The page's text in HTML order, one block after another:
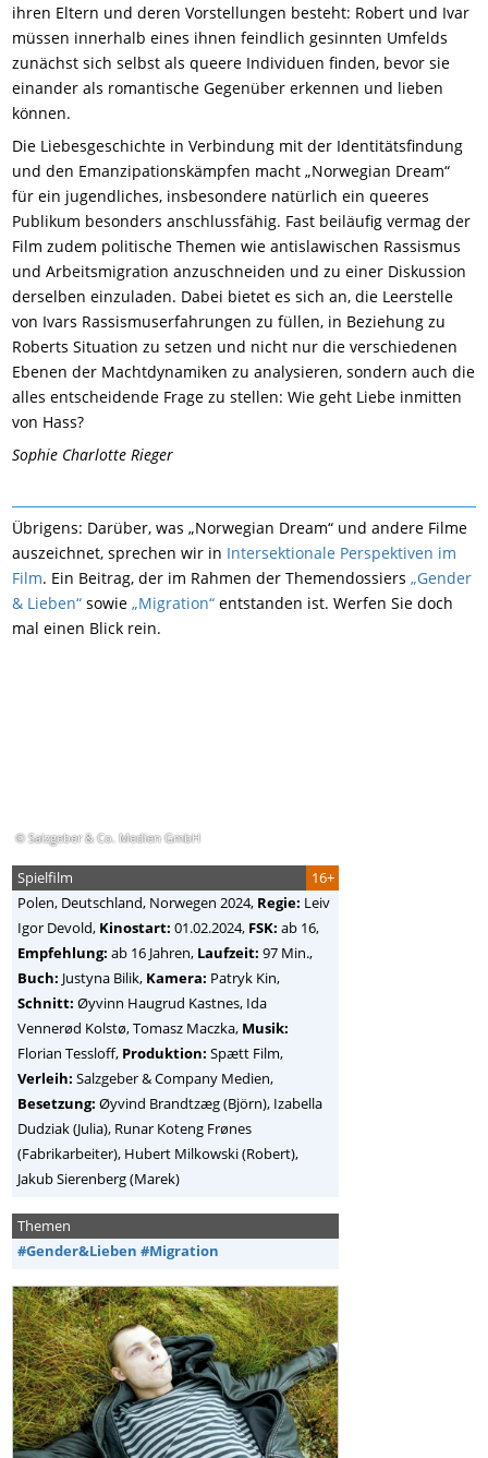
ihren Eltern und deren Vorstellungen besteht: Robert und Ivar
müssen innerhalb eines ihnen feindlich gesinnten Umfelds
zunächst sich selbst als queere Individuen finden, bevor sie
einander als romantische Gegenüber erkennen und lieben
können.
Die Liebesgeschichte in Verbindung mit der Identitätsfindung
und den Emanzipationskämpfen macht „Norwegian Dream“
für ein jugendliches, insbesondere natürlich ein queeres
Publikum besonders anschlussfähig. Fast beiläufig vermag der
Film zudem politische Themen wie antislawischen Rassismus
und Arbeitsmigration anzuschneiden und zu einer Diskussion
derselben einzuladen. Dabei bietet es sich an, die Leerstelle
von Ivars Rassismuserfahrungen zu füllen, in Beziehung zu
Roberts Situation zu setzen und nicht nur die verschiedenen
Ebenen der Machtdynamiken zu analysieren, sondern auch die
alles entscheidende Frage zu stellen: Wie geht Liebe inmitten
von Hass?
Sophie Charlotte Rieger
Übrigens: Darüber, was „Norwegian Dream“ und andere Filme
auszeichnet, sprechen wir in Intersektionale Perspektiven im
Film. Ein Beitrag, der im Rahmen der Themendossiers„Gender
& Lieben“ sowie„Migration“ entstanden ist. Werfen Sie doch
mal einen Blick rein.
© Salzgeber & Co. Medien GmbH
16+
Spielfilm
Polen, Deutschland, Norwegen 2024, Regie: Leiv
Igor Devold, Kinostart: 01.02.2024, FSK: ab 16,
Empfehlung: ab 16 Jahren, Laufzeit: 97 Min.,
Buch: Justyna Bilik, Kamera: Patryk Kin,
Schnitt: Øyvinn Haugrud Kastnes, Ida
Vennerød Kolstø, Tomasz Maczka, Musik:
Florian Tessloff, Produktion: Spætt Film,
Verleih: Salzgeber & Company Medien,
Besetzung: Øyvind Brandtzæg (Björn), Izabella
Dudziak (Julia), Runar Koteng Frønes
(Fabrikarbeiter), Hubert Milkowski (Robert),
Jakub Sierenberg (Marek)
Themen
#Gender&Lieben #Migration